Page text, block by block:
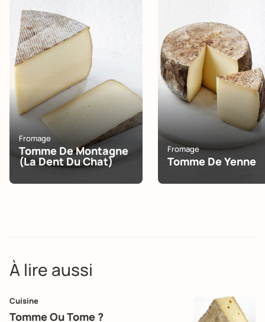
Fromage
Tomme De Montagne
(la Dent Du Chat)
Fromage
Tomme De Yenne
À lire aussi
Cuisine
Tomme Ou Tome ?